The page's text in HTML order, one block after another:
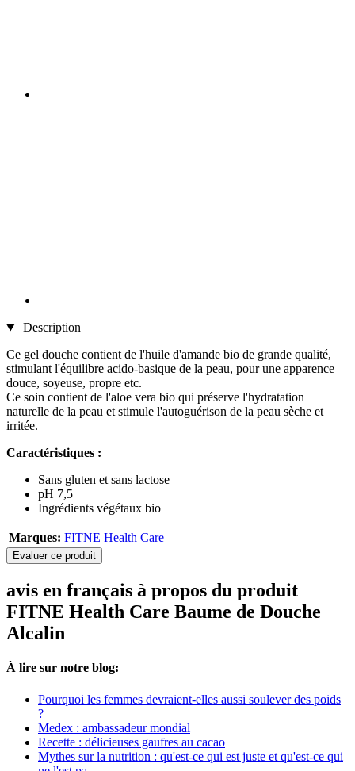
Description
Ce gel douche contient de l'huile d'amande bio de grande qualité,
stimulant l'équilibre acido-basique de la peau, pour une apparence
douce, soyeuse, propre etc.
Ce soin contient de l'aloe vera bio qui préserve l'hydratation
naturelle de la peau et stimule l'autoguérison de la peau sèche et
irritée.
Caractéristiques :
Sans gluten et sans lactose
pH 7,5
Ingrédients végétaux bio
Marques: FITNE Health Care
Evaluer ce produit
avis en français à propos du produit
FITNE Health Care Baume de Douche
Alcalin
À lire sur notre blog:
Pourquoi les femmes devraient-elles aussi soulever des poids
?
Medex : ambassadeur mondial
Recette : délicieuses gaufres au cacao
Mythes sur la nutrition : qu'est-ce qui est juste et qu'est-ce qui